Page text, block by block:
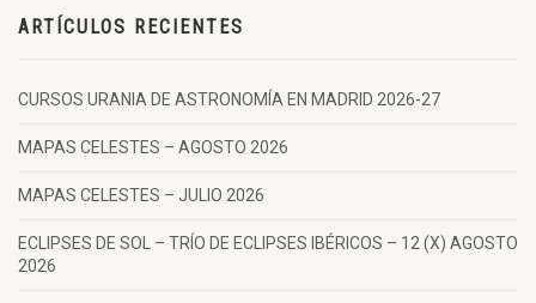
ARTÍCULOS RECIENTES
CURSOS URANIA DE ASTRONOMÍA EN MADRID 2026-27
MAPAS CELESTES – AGOSTO 2026
MAPAS CELESTES – JULIO 2026
ECLIPSES DE SOL – TRÍO DE ECLIPSES IBÉRICOS – 12 (X) AGOSTO
2026